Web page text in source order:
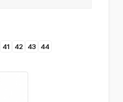
41 42 43 44